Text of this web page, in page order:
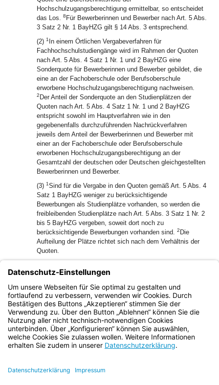
Hochschulzugangsberechtigung ermittelbar, so entscheidet
das Los. 8 Für Bewerberinnen und Bewerber nach Art. 5 Abs.
3 Satz 2 Nr. 1 BayHZG gilt § 14 Abs. 3 entsprechend.
(2) 1 In einem Örtlichen Vergabeverfahren für
Fachhochschulstudiengänge wird im Rahmen der Quoten
nach Art. 5 Abs. 4 Satz 1 Nr. 1 und 2 BayHZG eine
Sonderquote für Bewerberinnen und Bewerber gebildet, die
eine an der Fachoberschule oder Berufsoberschule
erworbene Hochschulzugangsberechtigung nachweisen.
2 Der Anteil der Sonderquote an den Studienplätzen der
Quoten nach Art. 5 Abs. 4 Satz 1 Nr. 1 und 2 BayHZG
entspricht sowohl im Hauptverfahren wie in den
gegebenenfalls durchzuführenden Nachrückverfahren
jeweils dem Anteil der Bewerberinnen und Bewerber mit
einer an der Fachoberschule oder Berufsoberschule
erworbenen Hochschulzugangsberechtigung an der
Gesamtzahl der deutschen oder Deutschen gleichgestellten
Bewerberinnen und Bewerber.
(3) 1Sind für die Vergabe in den Quoten gemäß Art. 5 Abs. 4
Satz 1 BayHZG weniger zu berücksichtigende
Bewerbungen als Studienplätze vorhanden, so werden die
freibleibenden Studienplätze nach Art. 5 Abs. 3 Satz 1 Nr. 2
bis 5 BayHZG vergeben, soweit dort noch zu
berücksichtigende Bewerbungen vorhanden sind. 2 Die
Aufteilung der Plätze richtet sich nach dem Verhältnis der
Quoten.
(5) Die Quoten nach Art. 5 Abs. 3 und 4 BayHZG werden
nur gebildet, wenn die Zahl der Bewerbungen die Zahl der
Studienplätze übersteigt.
Bayern.de
BayernPortal
Impressum